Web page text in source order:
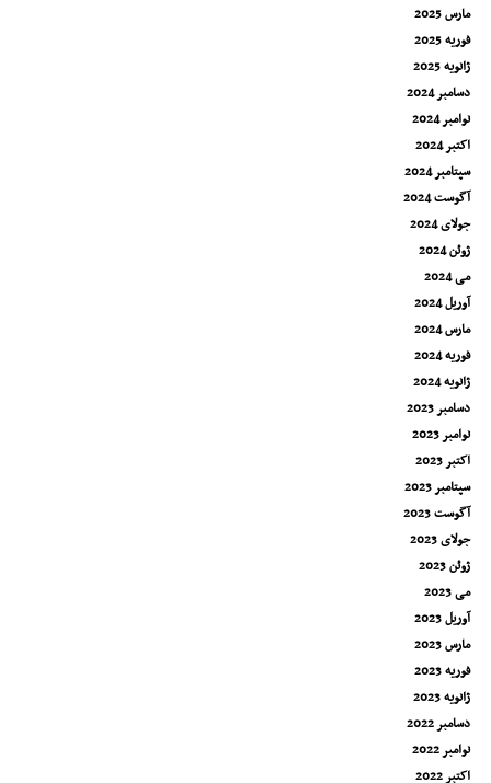
مارس 2025
فوریه 2025
ژانویه 2025
دسامبر 2024
نوامبر 2024
اکتبر 2024
سپتامبر 2024
آگوست 2024
جولای 2024
ژوئن 2024
می 2024
آوریل 2024
مارس 2024
فوریه 2024
ژانویه 2024
دسامبر 2023
نوامبر 2023
اکتبر 2023
سپتامبر 2023
آگوست 2023
جولای 2023
ژوئن 2023
می 2023
آوریل 2023
مارس 2023
فوریه 2023
ژانویه 2023
دسامبر 2022
نوامبر 2022
اکتبر 2022